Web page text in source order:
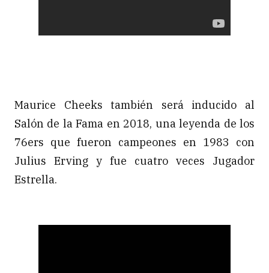
Maurice Cheeks también será inducido al
Salón de la Fama en 2018, una leyenda de los
76ers que fueron campeones en 1983 con
Julius Erving y fue cuatro veces Jugador
Estrella.